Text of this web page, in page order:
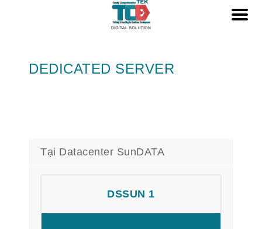
DEDICATED SERVER
Tại Datacenter SunDATA
DSSUN 1